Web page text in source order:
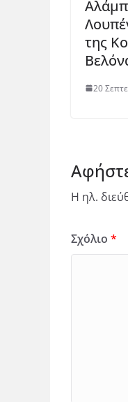
της
20
Η ηλ.
Σχόλιο *